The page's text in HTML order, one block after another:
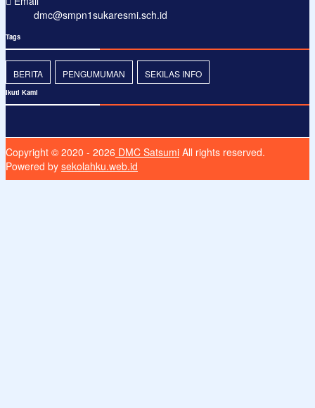
dmc@smpn1sukaresmi.sch.id
Tags
BERITA PENGUMUMAN SEKILAS INFO
Ikuti Kami
Copyright © 2020 - 2026 DMC Satsumi All rights reserved.
Powered by sekolahku.web.id